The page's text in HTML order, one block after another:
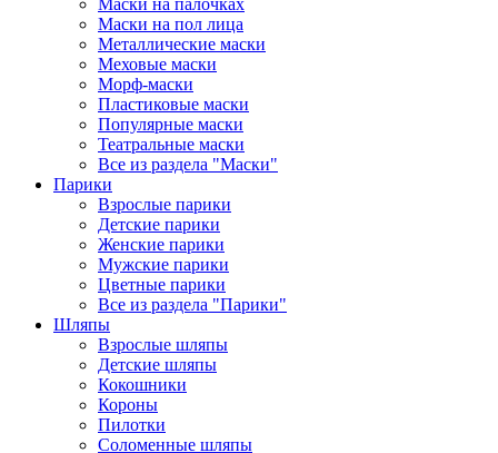
Маски на палочках
Маски на пол лица
Металлические маски
Меховые маски
Морф-маски
Пластиковые маски
Популярные маски
Театральные маски
Все из раздела "Маски"
Парики
Взрослые парики
Детские парики
Женские парики
Мужские парики
Цветные парики
Все из раздела "Парики"
Шляпы
Взрослые шляпы
Детские шляпы
Кокошники
Короны
Пилотки
Соломенные шляпы